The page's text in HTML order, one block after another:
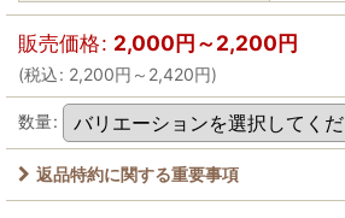
販売価格: 2,000円～2,200円
(税込: 2,200円 ～2,420円)
数量:
返品特約に関する重要事項